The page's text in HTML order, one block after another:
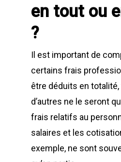
en tout ou
?
Il est important de
certains frais
être déduits en
d’autres ne le seront
frais relatifs au
salaires et les
exemple, ne sont